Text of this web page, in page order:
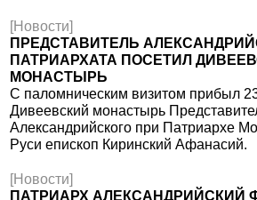
[Новости]
ПРЕДСТАВИТЕЛЬ
ПАТРИАРХАТА ПОСЕТИЛ
МОНАСТЫРЬ
С паломническим визитом прибыл
Дивеевский монастырь
Александрийского при Патриархе
Руси епископ Киринский Афанасий.
[Новости]
ПАТРИАРХ АЛЕКСАНДРИЙСКИЙ